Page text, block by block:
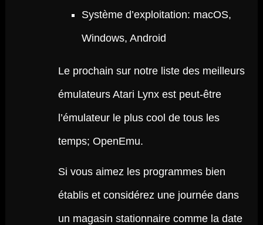
Système d’exploitation: macOS,
Windows, Android
Le prochain sur notre liste des meilleurs
émulateurs Atari Lynx est peut-être
l’émulateur le plus cool de tous les
temps; OpenEmu.
Si vous aimez les programmes bien
établis et considérez une journée dans
un magasin stationnaire comme la date